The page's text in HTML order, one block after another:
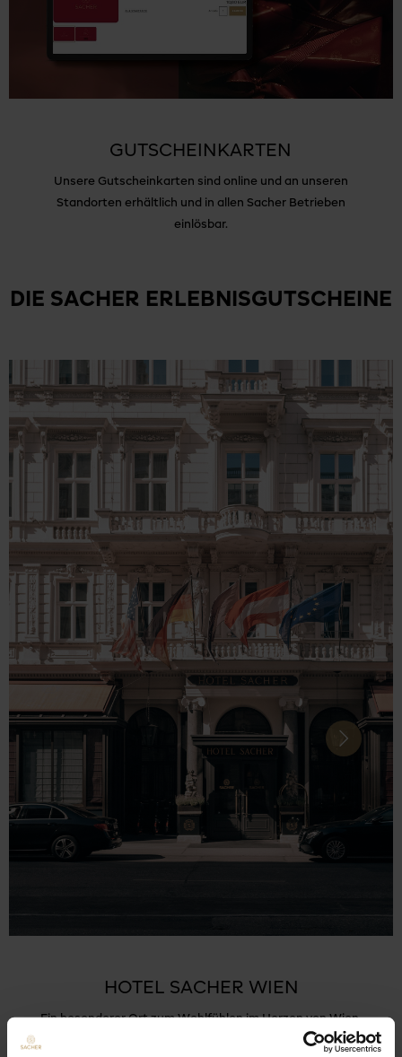
GUTSCHEINKARTEN
Unsere Gutscheinkarten sind online und an unseren
Standorten erhältlich und in allen Sacher Betrieben
einlösbar.
DIE SACHER ERLEBNISGUTSCHEINE
HOTEL SACHER WIEN
Ein besonderer Ort zum Wohlfühlen im Herzen von Wien.
Next